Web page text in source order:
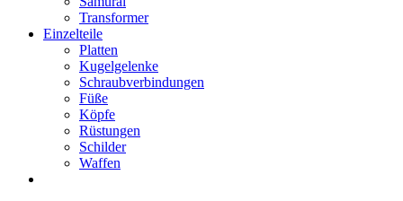
Transformer
Einzelteile
Platten
Kugelgelenke
Schraubverbindungen
Füße
Köpfe
Rüstungen
Schilder
Waffen